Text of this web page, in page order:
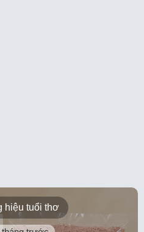
hiệu tuổi thơ